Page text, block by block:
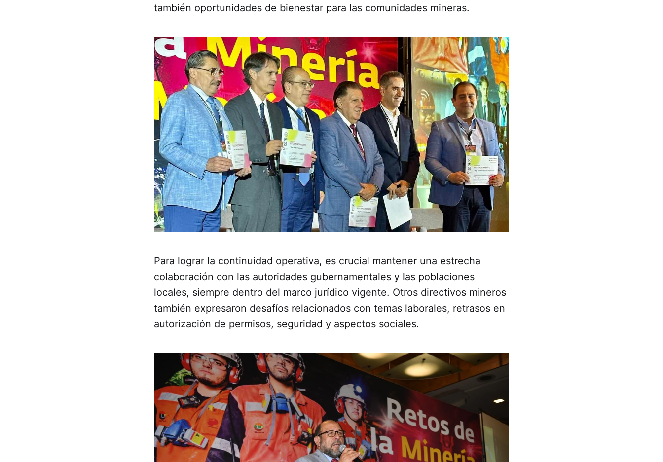
también oportunidades de bienestar para las comunidades mineras.
Para lograr la continuidad operativa, es crucial mantener una estrecha
colaboración con las autoridades gubernamentales y las poblaciones
locales, siempre dentro del marco jurídico vigente. Otros directivos mineros
también expresaron desafíos relacionados con temas laborales, retrasos en
autorización de permisos, seguridad y aspectos sociales.